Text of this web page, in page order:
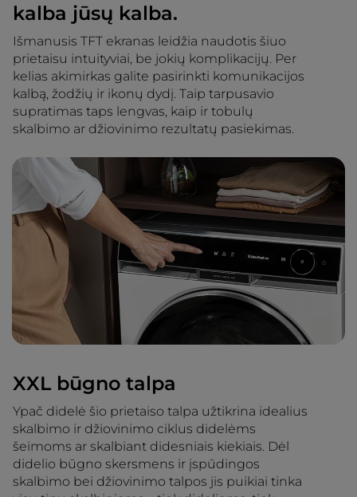
kalba jūsų kalba.
Išmanusis TFT ekranas leidžia naudotis šiuo
prietaisu intuityviai, be jokių komplikacijų. Per
kelias akimirkas galite pasirinkti komunikacijos
kalbą, žodžių ir ikonų dydį. Taip tarpusavio
supratimas taps lengvas, kaip ir tobulų
skalbimo ar džiovinimo rezultatų pasiekimas.
XXL būgno talpa
Ypač didelė šio prietaiso talpa užtikrina idealius
skalbimo ir džiovinimo ciklus didelėms
šeimoms ar skalbiant didesniais kiekiais. Dėl
didelio būgno skersmens ir įspūdingos
skalbimo bei džiovinimo talpos jis puikiai tinka